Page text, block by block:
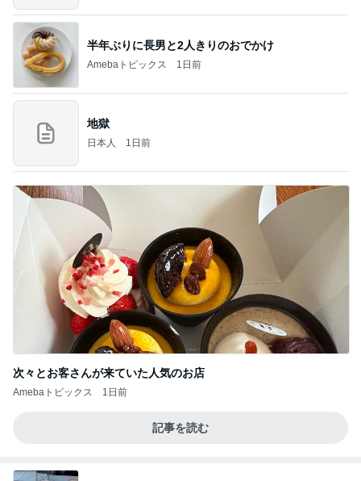
半年ぶりに長男と2人きりのおでかけ
Amebaトピックス 1日前
地獄
日本人 1日前
次々とお客さんが来ていた人気のお店
Amebaトピックス 1日前
記事を読む